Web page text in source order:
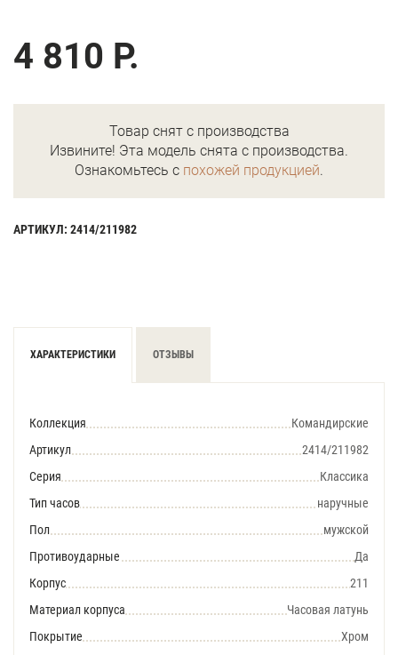
4 810 Р.
Товар снят с производства
Извините! Эта модель снята с производства.
Ознакомьтесь с похожей продукцией.
АРТИКУЛ: 2414/211982
ХАРАКТЕРИСТИКИ ОТЗЫВЫ
Коллекция
Командирские
Артикул
2414/211982
Серия
Классика
Тип часов
наручные
Пол
мужской
Противоударные
Да
Корпус
211
Материал корпуса
Часовая латунь
Покрытие
Хром